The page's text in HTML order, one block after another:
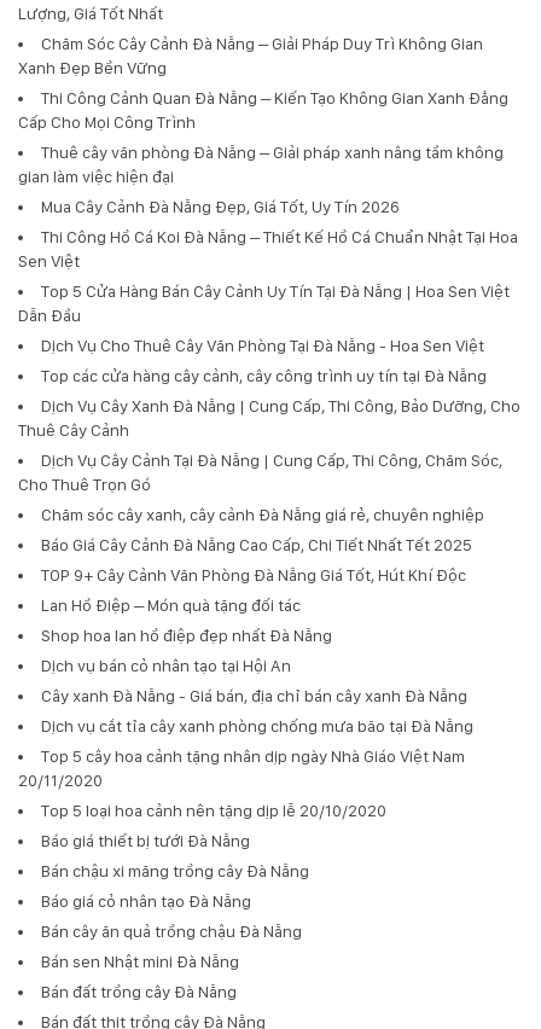
Lượng, Giá Tốt Nhất
Chăm Sóc Cây Cảnh Đà Nẵng – Giải Pháp Duy Trì Không Gian
Xanh Đẹp Bền Vững
Thi Công Cảnh Quan Đà Nẵng – Kiến Tạo Không Gian Xanh Đẳng
Cấp Cho Mọi Công Trình
Thuê cây văn phòng Đà Nẵng – Giải pháp xanh nâng tầm không
gian làm việc hiện đại
Mua Cây Cảnh Đà Nẵng Đẹp, Giá Tốt, Uy Tín 2026
Thi Công Hồ Cá Koi Đà Nẵng – Thiết Kế Hồ Cá Chuẩn Nhật Tại Hoa
Sen Việt
Top 5 Cửa Hàng Bán Cây Cảnh Uy Tín Tại Đà Nẵng | Hoa Sen Việt
Dẫn Đầu
Dịch Vụ Cho Thuê Cây Văn Phòng Tại Đà Nẵng - Hoa Sen Việt
Top các cửa hàng cây cảnh, cây công trình uy tín tại Đà Nẵng
Dịch Vụ Cây Xanh Đà Nẵng | Cung Cấp, Thi Công, Bảo Dưỡng, Cho
Thuê Cây Cảnh
Dịch Vụ Cây Cảnh Tại Đà Nẵng | Cung Cấp, Thi Công, Chăm Sóc,
Cho Thuê Trọn Gó
Chăm sóc cây xanh, cây cảnh Đà Nẵng giá rẻ, chuyên nghiệp
Báo Giá Cây Cảnh Đà Nẵng Cao Cấp, Chi Tiết Nhất Tết 2025
TOP 9+ Cây Cảnh Văn Phòng Đà Nẵng Giá Tốt, Hút Khí Độc
Lan Hồ Điệp – Món quà tặng đối tác
Shop hoa lan hồ điệp đẹp nhất Đà Nẵng
Dịch vụ bán cỏ nhân tạo tại Hội An
Cây xanh Đà Nẵng - Giá bán, địa chỉ bán cây xanh Đà Nẵng
Dịch vụ cắt tỉa cây xanh phòng chống mưa bão tại Đà Nẵng
Top 5 cây hoa cảnh tặng nhân dịp ngày Nhà Giáo Việt Nam
20/11/2020
Top 5 loại hoa cảnh nên tặng dịp lễ 20/10/2020
Báo giá thiết bị tưới Đà Nẵng
Bán chậu xi măng trồng cây Đà Nẵng
Báo giá cỏ nhân tạo Đà Nẵng
Bán cây ăn quả trồng chậu Đà Nẵng
Bán sen Nhật mini Đà Nẵng
Bán đất trồng cây Đà Nẵng
Bán đất thịt trồng cây Đà Nẵng